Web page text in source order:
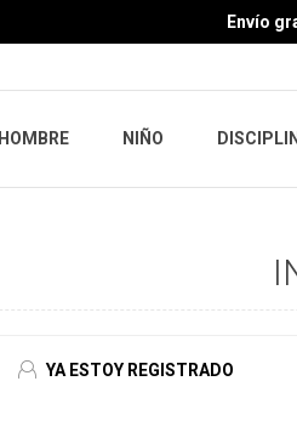
Envío
HOMBRE NIÑO
YA ESTOY REGISTRADO